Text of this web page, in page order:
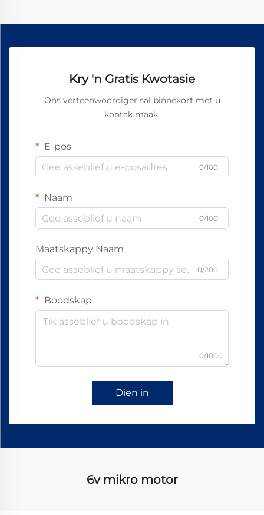
Kry 'n Gratis Kwotasie
Ons verteenwoordiger sal binnekort met u
kontak maak.
E-pos
0/100
Naam
0/100
Maatskappy Naam
0/200
Boodskap
0/1000
Dien in
6v mikro motor